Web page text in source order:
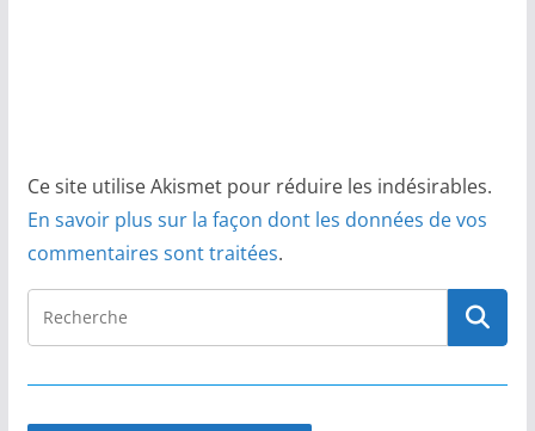
Ce site utilise Akismet pour réduire les indésirables.
En savoir plus sur la façon dont les données de vos
commentaires sont traitées.